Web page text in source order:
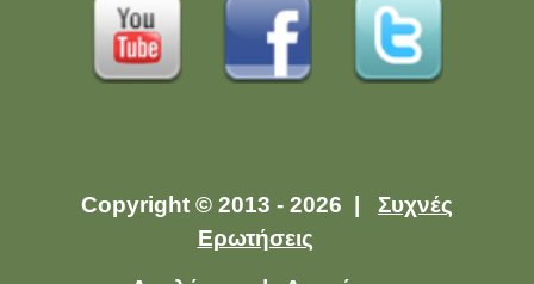
Copyright © 2013 - 2026 | Συχνές
Ερωτήσεις